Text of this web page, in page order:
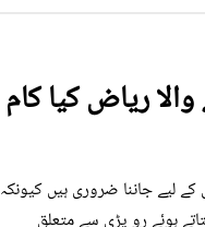
حقیقت کیا ہے اور افواہ کیا؟
ریاض کیا کام
کے لیے جاننا ضروری ہیں کیونکہ
ہوئے رو پڑی سے متعلق